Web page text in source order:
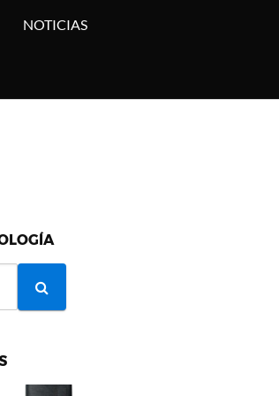
NOTICIAS